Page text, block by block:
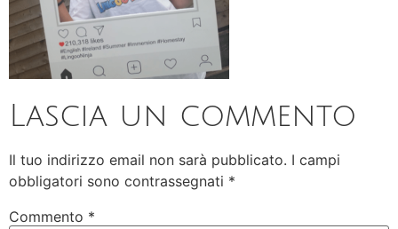
Lascia un commento
Il tuo indirizzo email non sarà pubblicato. I campi
obbligatori sono contrassegnati *
Commento *